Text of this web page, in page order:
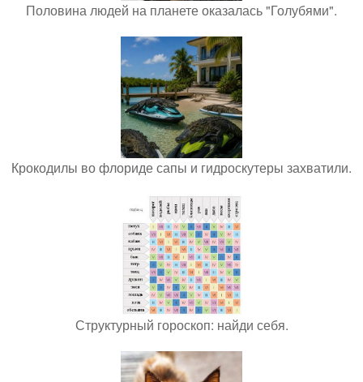
Половина людей на планете оказалась "Голубями".
Крокодилы во флориде сапы и гидроскутеры захватили.
Структурный гороскоп: найди себя.